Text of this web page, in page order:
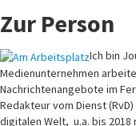
Zur Person
Ich bin
Medienunternehmen
Nachrichtenangebote im
Redakteur vom Dienst
digitalen Welt, u.a. bis 2018